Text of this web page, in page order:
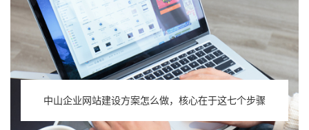
中山企业网站建设方案怎么做，核心在于这七个步骤